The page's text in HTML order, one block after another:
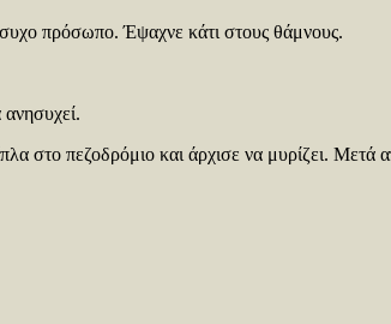
πρόσωπο. Έψαχνε κάτι στους θάμνους.
στο πεζοδρόμιο και άρχισε να μυρίζει.